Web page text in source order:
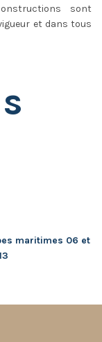
sont
et dans tous
maritimes 06 et